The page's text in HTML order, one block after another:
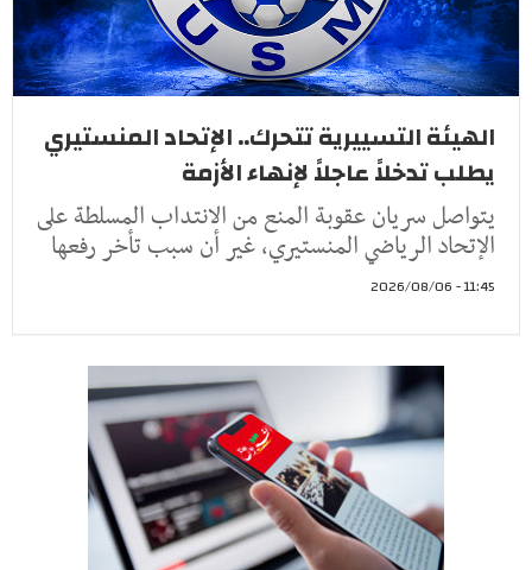
الهيئة التسييرية تتحرك.. الإتحاد المنستيري
يطلب تدخلاً عاجلاً لإنهاء الأزمة
يتواصل سريان عقوبة المنع من الانتداب المسلطة على
الإتحاد الرياضي المنستيري، غير أن سبب تأخر رفعها
11:45 - 2026/08/06